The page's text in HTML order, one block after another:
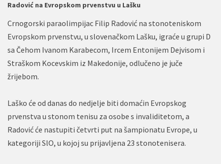
Radović na Evropskom prvenstvu u Lašku
Crnogorski paraolimpijac Filip Radović na stonoteniskom
Evropskom prvenstvu, u slovenačkom Lašku, igraće u grupi D
sa Čehom Ivanom Karabecom, Ircem Entonijem Dejvisom i
Straškom Kocevskim iz Makedonije, odlučeno je juče
žrijebom.
Laško će od danas do nedjelje biti domaćin Evropskog
prvenstva u stonom tenisu za osobe s invaliditetom, a
Radović će nastupiti četvrti put na šampionatu Evrope, u
kategoriji SlO, u kojoj su prijavljena 23 stonotenisera.